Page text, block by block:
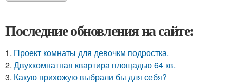
Последние обновления на сайте:
1. Проект комнаты для девочкм подростка.
2. Двухкомнатная квартира площадью 64 кв.
3. Какую прихожую выбрали бы для себя?